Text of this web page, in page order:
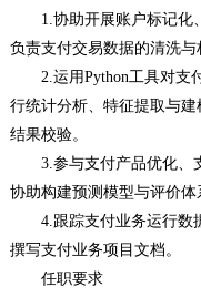
1.协助开展账户标记化、
负责支付交易数据的清洗与
2.运用Python工具对支
行统计分析、特征提取与
结果校验。
3.参与支付产品优化、支
协助构建预测模型与评价体
4.跟踪支付业务运行数
撰写支付业务项目文档。
任职要求